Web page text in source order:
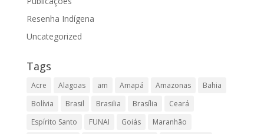
Resenha Indígena
Uncategorized
Tags
Acre Alagoas am Amapá Amazonas
Bahia
Bolívia
Brasil Brasilia Brasília
Ceará
Espírito Santo
FUNAI Goiás
Maranhão